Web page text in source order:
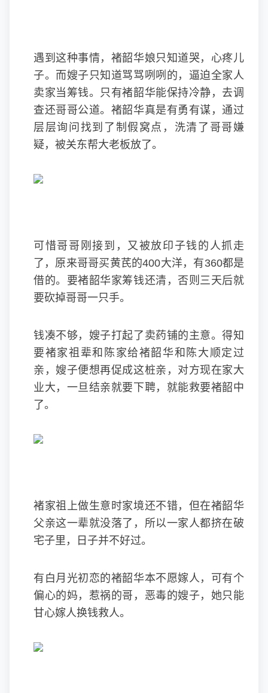
遇到这种事情，褚韶华娘只知道哭，心疼儿
子。而嫂子只知道骂骂咧咧的，逼迫全家人
卖家当筹钱。只有褚韶华能保持冷静，去调
查还哥哥公道。褚韶华真是有勇有谋，通过
层层询问找到了制假窝点，洗清了哥哥嫌
疑，被关东帮大老板放了。
可惜哥哥刚接到，又被放印子钱的人抓走
了，原来哥哥买黄芪的400大洋，有360都是
借的。要褚韶华家筹钱还清，否则三天后就
要砍掉哥哥一只手。
钱凑不够，嫂子打起了卖药铺的主意。得知
要褚家祖辈和陈家给褚韶华和陈大顺定过
亲，嫂子便想再促成这桩亲，对方现在家大
业大，一旦结亲就要下聘，就能救要褚韶中
了。
褚家祖上做生意时家境还不错，但在褚韶华
父亲这一辈就没落了，所以一家人都挤在破
宅子里，日子并不好过。
有白月光初恋的褚韶华本不愿嫁人，可有个
偏心的妈，惹祸的哥，恶毒的嫂子，她只能
甘心嫁人换钱救人。